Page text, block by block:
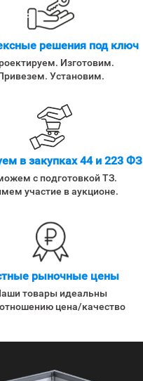
решения под ключ
Изготовим.
Установим.
в закупках 44 и 223 ФЗ
с подготовкой ТЗ.
участие в аукционе.
рыночные цены
товары идеальны
цена/качество